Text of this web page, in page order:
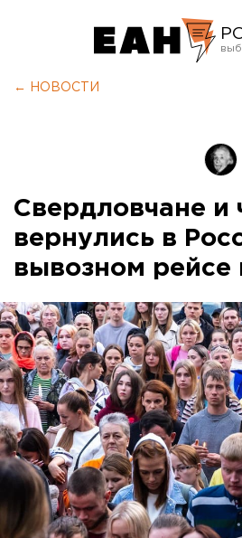
← НОВОСТИ
Свердловчане и
вернулись в
вывозном рейсе